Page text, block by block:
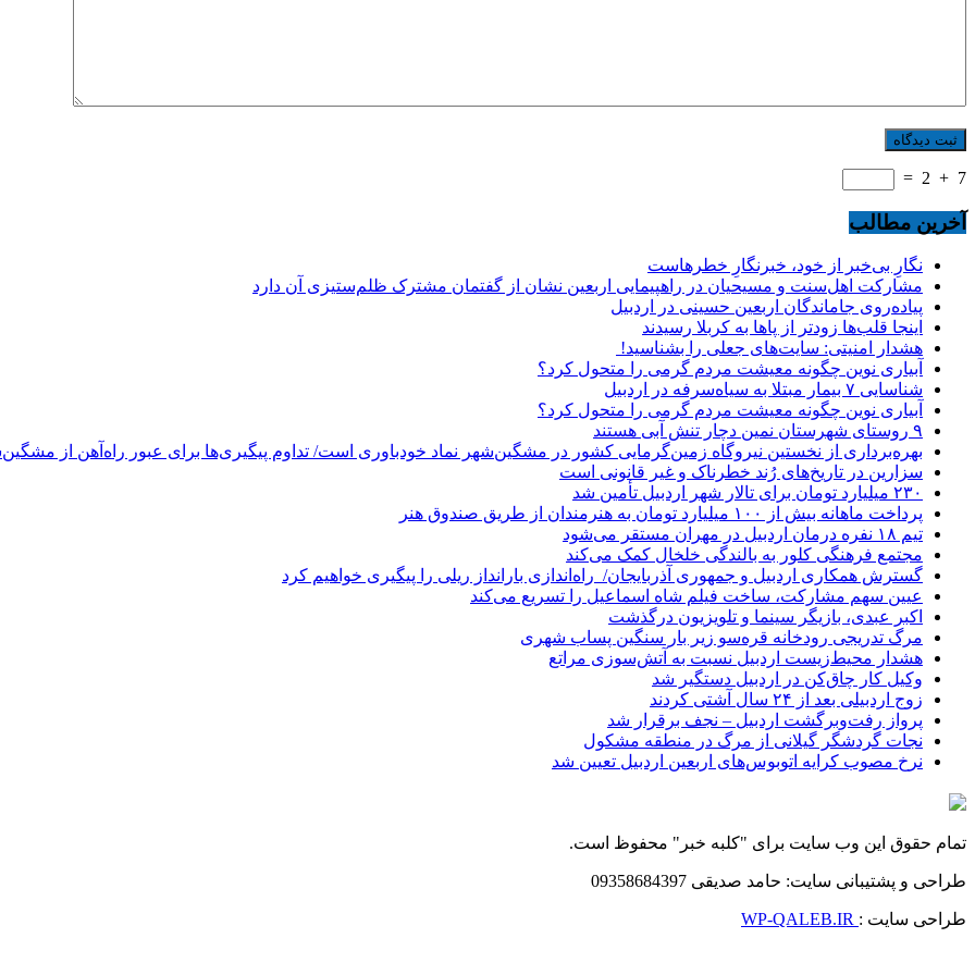
7
+
2
=
آخرین مطالب
نگارِ بی‌خبر از خود، خبرنگارِ خطرهاست
مشارکت اهل‌سنت و مسیحیان در راهپیمایی اربعین نشان از گفتمان مشترک ظلم‌ستیزی آن دارد
پیاده‌روی جاماندگان اربعین حسینی در اردبیل
اینجا قلب‌ها زودتر از پاها به کربلا رسیدند
هشدار امنیتی: سایت‌های جعلی را بشناسید!
آبیاری نوین چگونه معیشت مردم گرمی را متحول کرد؟
شناسایی ۷ بیمار مبتلا به سیاه‌سرفه در اردبیل
آبیاری نوین چگونه معیشت مردم گرمی را متحول کرد؟
۹ روستای شهرستان نمین دچار تنش آبی هستند
بهره‌برداری از نخستین نیروگاه زمین‌گرمایی کشور در مشگین‌شهر نماد خودباوری است/ تداوم پیگیری‌ها برای عبور راه‌آهن از
سزارین در تاریخ‌های رُند خطرناک و غیر قانونی است
۲۳۰ میلیارد تومان برای تالار شهر اردبیل تأمین شد
پرداخت ماهانه بیش از ۱۰۰ میلیارد تومان به هنرمندان از طریق صندوق هنر
تیم ۱۸ نفره درمان اردبیل در مهران مستقر می‌شود
مجتمع فرهنگی کلور به بالندگی خلخال کمک می‌کند
گسترش همکاری اردبیل و جمهوری آذربایجان/ راه‌اندازی بارانداز ریلی را پیگیری خواهیم کرد
عیین سهم مشارکت، ساخت فیلم شاه‌ اسماعیل را تسریع می‌کند
اکبر عبدی، بازیگر سینما و تلویزیون درگذشت
مرگ تدریجی رودخانه قره‌سو زیر بار سنگین پساب شهری
هشدار محیط‌زیست اردبیل نسبت به آتش‌سوزی مراتع
وکیل کار چاق‌کن در اردبیل دستگیر شد
زوج اردبیلی بعد از ۲۴ سال آشتی کردند
پرواز رفت‌وبرگشت اردبیل – نجف برقرار شد
نجات گردشگر گیلانی از مرگ در منطقه مشکول
نرخ مصوب کرایه اتوبوس‌های اربعین اردبیل تعیین شد
تمام حقوق این وب سایت برای "کلبه خبر" محفوظ است.
طراحی و پشتیبانی سایت: حامد صدیقی 09358684397
طراحی سایت :